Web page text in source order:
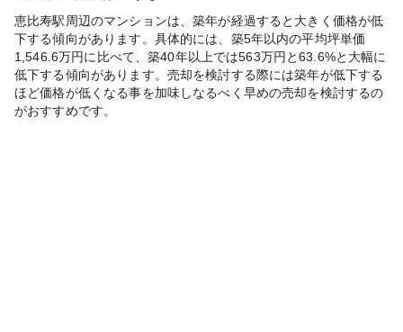
恵比寿駅周辺のマンションは、築年が経過すると大きく価格が低
下する傾向があります。具体的には、築5年以内の平均坪単価
1,546.6万円に比べて、築40年以上では563万円と63.6%と大幅に
低下する傾向があります。売却を検討する際には築年が低下する
ほど価格が低くなる事を加味しなるべく早めの売却を検討するの
がおすすめです。